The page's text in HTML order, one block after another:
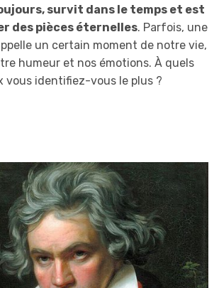
survit dans le temps et est
des pièces éternelles. Parfois, une
un certain moment de notre vie,
humeur et nos émotions. À quels
vous identifiez-vous le plus ?